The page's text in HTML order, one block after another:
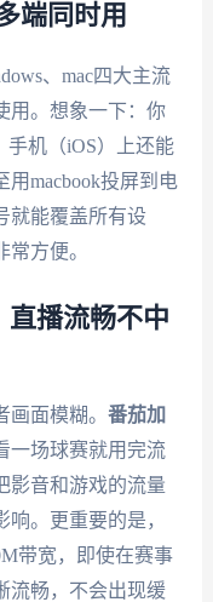
端同时用
、mac四大主流
用。想象一下：你
手机（iOS）上还能
macbook投屏到电
就能覆盖所有设
方便。
直播流畅不中
面模糊。 番茄加
一场球赛就用完流
影音和游戏的流量
。更重要的是，
带宽，即使在赛事
流畅，不会出现缓